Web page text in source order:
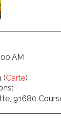
AM
(Carte)
91680